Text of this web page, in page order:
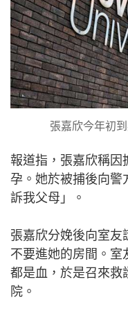
張嘉欣今年初
報道指，張嘉欣稱因
孕。她於被捕後向警
訴我父母」。
張嘉欣分娩後向室友
不要進她的房間。室
都是血，於是召來救
院。